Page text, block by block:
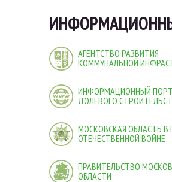
АГЕНТСТВО РАЗВИТИЯ
КОММУНАЛЬНОЙ
ИНФОРМАЦИОННЫЙ
ДОЛЕВОГО
МОСКОВСКАЯ ОБЛАСТЬ В
ОТЕЧЕСТВЕННОЙ ВОЙНЕ
ПРАВИТЕЛЬСТВО
ОБЛАСТИ